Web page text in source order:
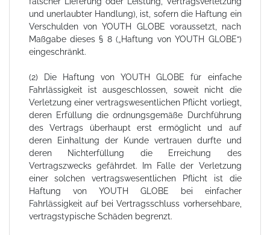
und unerlaubter Handlung), ist, sofern die Haftung ein
Verschulden von YOUTH GLOBE voraussetzt, nach
Maßgabe dieses § 8 („Haftung von YOUTH GLOBE“)
eingeschränkt.
(2) Die Haftung von YOUTH GLOBE für einfache
Fahrlässigkeit ist ausgeschlossen, soweit nicht die
Verletzung einer vertragswesentlichen Pflicht vorliegt,
deren Erfüllung die ordnungsgemäße Durchführung
des Vertrags überhaupt erst ermöglicht und auf
deren Einhaltung der Kunde vertrauen durfte und
deren Nichterfüllung die Erreichung des
Vertragszwecks gefährdet. Im Falle der Verletzung
einer solchen vertragswesentlichen Pflicht ist die
Haftung von YOUTH GLOBE bei einfacher
Fahrlässigkeit auf bei Vertragsschluss vorhersehbare,
vertragstypische Schäden begrenzt.